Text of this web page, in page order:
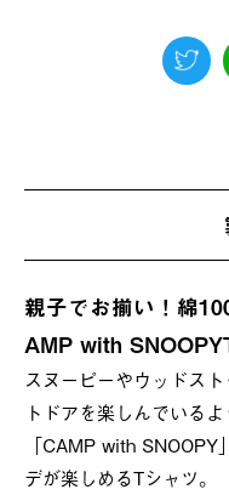
親子でお揃い！綿
AMP with
スヌーピーやウッドス
トドアを楽しんでいる
「CAMP with
デが楽しめるTシャツ。